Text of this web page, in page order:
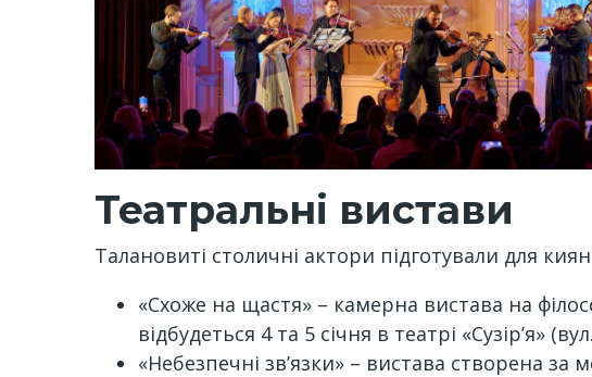
Театральні вистави
Талановиті столичні актори підготували для
«Схоже на щастя» – камерна вистава на
відбудеться 4 та 5 січня в театрі «Сузір’я»
«Небезпечні зв’язки» – вистава створена